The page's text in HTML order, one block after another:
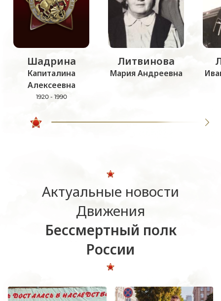
Шадрина
Капиталина
Алексеевна
1920 - 1990
Литвинова
Мария Андреевна
Актуальные новости
Движения
Бессмертный полк
России